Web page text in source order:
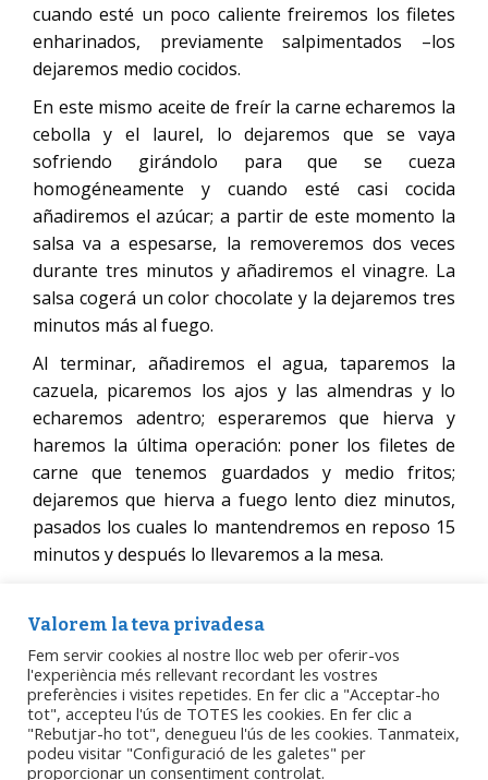
cuando esté un poco caliente freiremos los filetes
enharinados, previamente salpimentados –los
dejaremos medio cocidos.
En este mismo aceite de freír la carne echaremos la
cebolla y el laurel, lo dejaremos que se vaya
sofriendo girándolo para que se cueza
homogéneamente y cuando esté casi cocida
añadiremos el azúcar; a partir de este momento la
salsa va a espesarse, la removeremos dos veces
durante tres minutos y añadiremos el vinagre. La
salsa cogerá un color chocolate y la dejaremos tres
minutos más al fuego.
Al terminar, añadiremos el agua, taparemos la
cazuela, picaremos los ajos y las almendras y lo
echaremos adentro; esperaremos que hierva y
haremos la última operación: poner los filetes de
carne que tenemos guardados y medio fritos;
dejaremos que hierva a fuego lento diez minutos,
pasados los cuales lo mantendremos en reposo 15
minutos y después lo llevaremos a la mesa.
Recomendación: una vez la cebolla esté casi cocida
y le añadamos el azúcar se volverá una bola,
entonces bajaremos la intensidad del fuego y
removeremos. Cuando echemos el vinagre,
despacio, esta bola se deshará. Esta salsa tiene que
quedar de un color marrón fuerte.
Valorem la teva privadesa
Fem servir cookies al nostre lloc web per oferir-vos
l'experiència més rellevant recordant les vostres
preferències i visites repetides. En fer clic a "Acceptar-ho
tot", accepteu l'ús de TOTES les cookies. En fer clic a
"Rebutjar-ho tot", denegueu l'ús de les cookies. Tanmateix,
podeu visitar "Configuració de les galetes" per
proporcionar un consentiment controlat.